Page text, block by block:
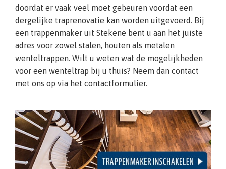
doordat er vaak veel moet gebeuren voordat een
dergelijke traprenovatie kan worden uitgevoerd. Bij
een trappenmaker uit Stekene bent u aan het juiste
adres voor zowel stalen, houten als metalen
wenteltrappen. Wilt u weten wat de mogelijkheden
voor een wenteltrap bij u thuis? Neem dan contact
met ons op via het contactformulier.